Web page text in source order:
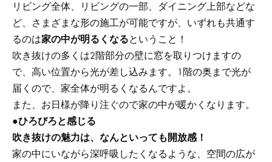
リビング全体、リビングの一部、ダイニング上部などな
ど、さまざまな形の施工が可能ですが、いずれも共通す
るのは家の中が明るくなるということ！
吹き抜けの多くは2階部分の壁に窓を取りつけますの
で、高い位置から光が差し込みます。1階の奥まで光が
届くので、家全体が明るくなるんですよ。
また、お日様が降り注ぐので家の中が暖かくなります。
●ひろびろと感じる
吹き抜けの魅力は、なんといっても開放感！
家の中にいながら深呼吸したくなるような、空間の広が